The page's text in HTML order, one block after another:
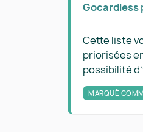
Gocardless
Cette liste
priorisées
possibilité
MARQUÉ